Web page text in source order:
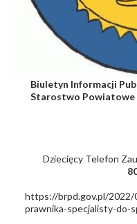
Biuletyn Informacji
Starostwo Powiatowe
Dziecięcy Telefon
https://brpd.gov.pl/2022/
prawnika-specjalisty-do-